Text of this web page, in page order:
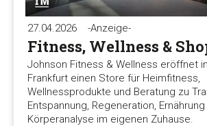
27.04.2026 -Anzeige-
Fitness, Wellness &
Johnson Fitness & Wellness eröffnet
Frankfurt einen Store für Heimfitness,
Wellnessprodukte und Beratung zu
Entspannung, Regeneration, Ernährung
Körperanalyse im eigenen Zuhause.